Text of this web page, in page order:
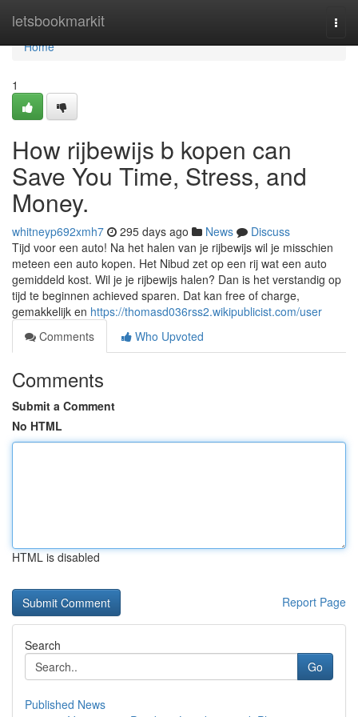
letsbookmarkit
Home
Home
1
How rijbewijs b kopen can
Save You Time, Stress, and
Money.
whitneyp692xmh7 295 days ago News
Discuss
Tijd voor een auto! Na het halen van je rijbewijs wil je misschien
meteen een auto kopen. Het Nibud zet op een rij wat een auto
gemiddeld kost. Wil je je rijbewijs halen? Dan is het verstandig op
tijd te beginnen achieved sparen. Dat kan free of charge,
gemakkelijk en https://thomasd036rss2.wikipublicist.com/user
Comments
Who Upvoted
Comments
Submit a Comment
No HTML
HTML is disabled
Report Page
Search
Go
Published News